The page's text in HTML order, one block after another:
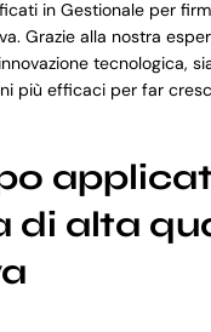
in Gestionale per
Grazie alla nostra
tecnologica,
più efficaci per far
di alta